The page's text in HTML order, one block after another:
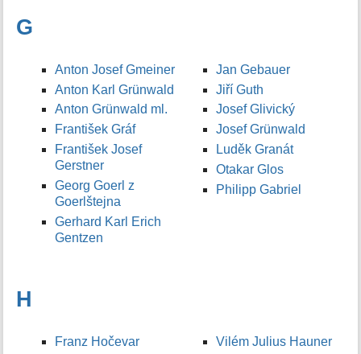
G
Anton Josef Gmeiner
Anton Karl Grünwald
Anton Grünwald ml.
František Gráf
František Josef
Gerstner
Georg Goerl z
Goerlštejna
Gerhard Karl Erich
Gentzen
Jan Gebauer
Jiří Guth
Josef Glivický
Josef Grünwald
Luděk Granát
Otakar Glos
Philipp Gabriel
H
Franz Hočevar
Vilém Julius Hauner